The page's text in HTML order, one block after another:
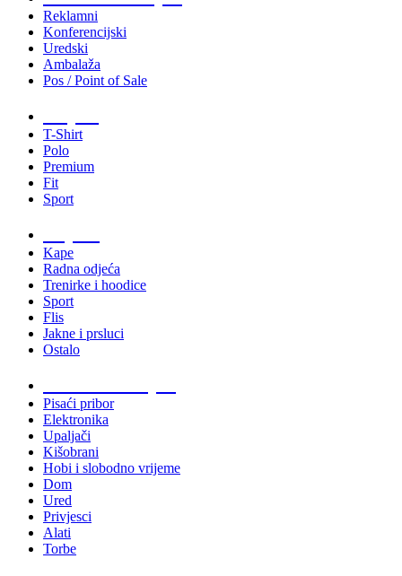
Reklamni
Konferencijski
Uredski
Ambalaža
Pos / Point of Sale
T-Shirt
Polo
Premium
Fit
Sport
Kape
Radna odjeća
Trenirke i hoodice
Sport
Flis
Jakne i prsluci
Ostalo
Pisaći pribor
Elektronika
Upaljači
Kišobrani
Hobi i slobodno vrijeme
Dom
Ured
Privjesci
Alati
Torbe